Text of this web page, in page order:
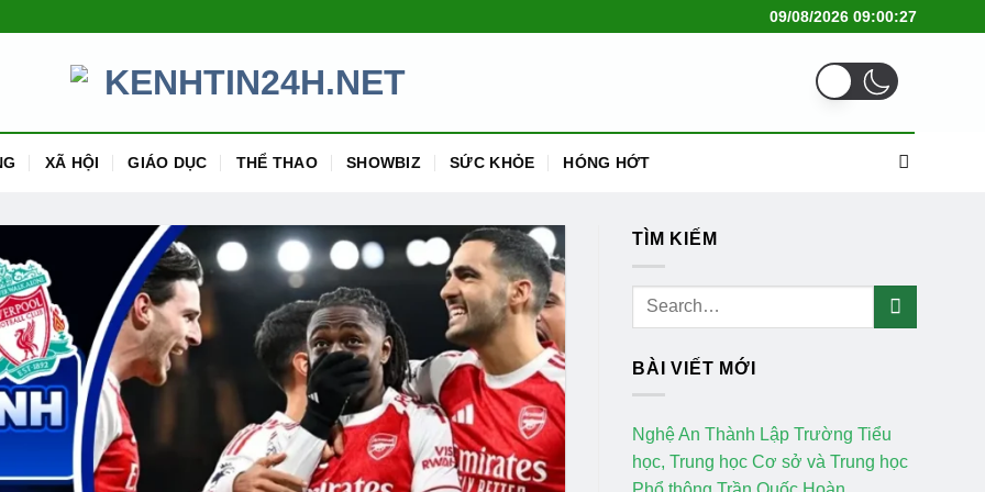
09/08/2026 09:00:28
XÃ HỘI GIÁO DỤC THỂ THAO SHOWBIZ SỨC KHỎE HÓNG HỚT
TÌM KIẾM
BÀI VIẾT MỚI
Nghệ An Thành Lập Trường Tiểu
học, Trung học Cơ sở và Trung học